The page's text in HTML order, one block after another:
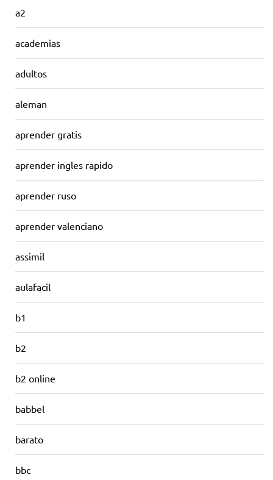
a2
academias
adultos
aleman
aprender gratis
aprender ingles rapido
aprender ruso
aprender valenciano
assimil
aulafacil
b1
b2
b2 online
babbel
barato
bbc